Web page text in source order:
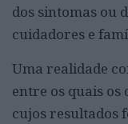
dos sintomas ou
cuidadores e
Uma realidade
entre os quais
cujos resultados